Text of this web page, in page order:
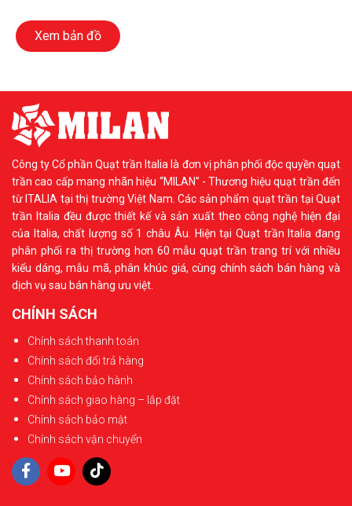
Xem bản đồ
Công ty Cổ phần Quạt trần Italia là đơn vị phân phối độc quyền quạt
trần cao cấp mang nhãn hiệu “MILAN” - Thương hiệu quạt trần đến
từ ITALIA tại thị trường Việt Nam. Các sản phẩm quạt trần tại Quạt
trần Italia đều được thiết kế và sản xuất theo công nghệ hiện đại
của Italia, chất lượng số 1 châu Âu. Hiện tại Quạt trần Italia đang
phân phối ra thị trường hơn 60 mẫu quạt trần trang trí với nhiều
kiểu dáng, mẫu mã, phân khúc giá, cùng chính sách bán hàng và
dịch vụ sau bán hàng ưu việt.
CHÍNH SÁCH
Chính sách thanh toán
Chính sách đổi trả hàng
Chính sách bảo hành
Chính sách giao hàng – lắp đặt
Chính sách bảo mật
Chính sách vận chuyển